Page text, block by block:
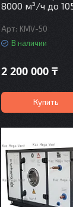
8000 м³/ч до
KMV-50
В наличии
2 200 000 ₸
Купить